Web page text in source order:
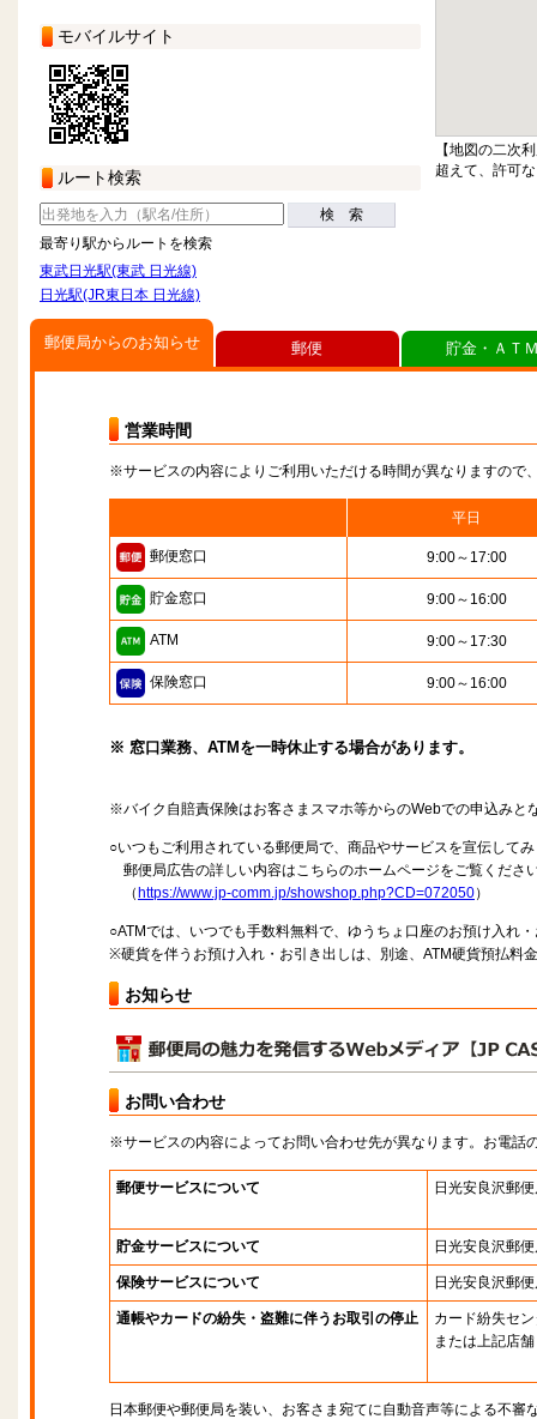
モバイルサイト
ルート検索
検 索
最寄り駅からルートを検索
東武日光駅(東武 日光線)
日光駅(JR東日本 日光線)
【地図の二次
超えて、許可
郵便局からのお知らせ
営業時間
※サービスの内容によりご利用いただける時間が異なりますので
平日
郵便窓口 9:00～17:00
貯金窓口 9:00～16:00
ATM 9:00～17:30
保険窓口 9:00～16:00
※ 窓口業務、ATMを一時休止する場合があります。
※バイク自賠責保険はお客さまスマホ等からのWebでの申込みと
○いつもご利用されている郵便局で、商品やサービスを宣伝して
郵便局広告の詳しい内容はこちらのホームページをご覧くださ
（ https://www.jp-comm.jp/showshop.php?CD=072050）
○ATMでは、いつでも手数料無料で、ゆうちょ口座のお預け入れ
※硬貨を伴うお預け入れ・お引き出しは、別途、ATM硬貨預払料
お知らせ
お問い合わせ
※サービスの内容によってお問い合わせ先が異なります。お電話
郵便サービスについて 日光安良沢郵
貯金サービスについて 日光安良沢郵
保険サービスについて 日光安良沢郵
通帳やカードの紛失・盗難に伴うお取引の停止
カード紛失セ
または上記店舗
日本郵便や郵便局を装い、お客さま宛てに自動音声等による不審
郵便 貯金・ＡＴ